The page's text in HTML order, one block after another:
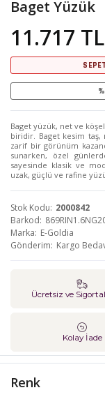
Baget Yüzük
11.717 TL
Baget yüzük, net ve
biridir. Baget kesim taş,
zarif bir görünüm
sunarken, özel
sayesinde klasik ve
uzak, güçlü ve rafine
Stok Kodu 2000842
Barkod
Marka E-Goldia
Gönderim Kargo
Ücretsiz ve
Kolay İade
Renk